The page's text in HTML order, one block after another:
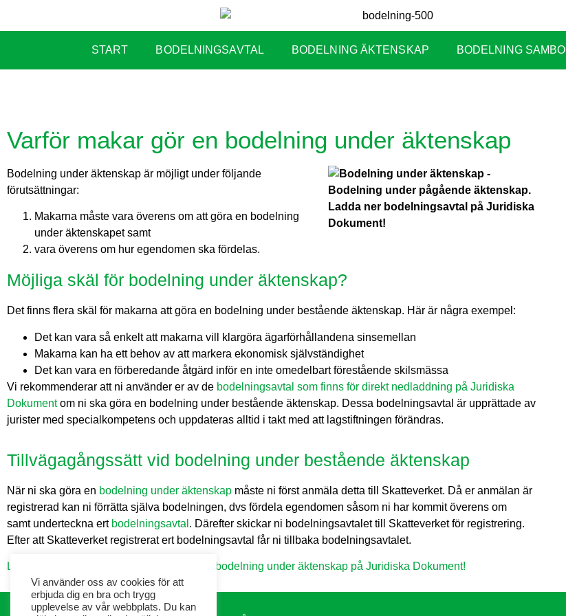
START BODELNINGSAVTAL BODELNING ÄKTENSKAP BODELNING SAMBO
Varför makar gör en bodelning under äktenskap
Bodelning under äktenskap är möjligt under följande
förutsättningar:
Makarna måste vara överens om att göra en bodelning
under äktenskapet samt
vara överens om hur egendomen ska fördelas.
Möjliga skäl för bodelning under äktenskap?
Det finns flera skäl för makarna att göra en bodelning under bestående äktenskap. Här är några exempel:
Det kan vara så enkelt att makarna vill klargöra ägarförhållandena sinsemellan
Makarna kan ha ett behov av att markera ekonomisk självständighet
Det kan vara en förberedande åtgärd inför en inte omedelbart förestående skilsmässa
Vi rekommenderar att ni använder er av de bodelningsavtal som finns för direkt nedladdning på Juridiska
Dokumentom ni ska göra en bodelning under bestående äktenskap. Dessa bodelningsavtal är upprättade av
jurister med specialkompetens och uppdateras alltid i takt med att lagstiftningen förändras.
Tillvägagångssätt vid bodelning under bestående äktenskap
När ni ska göra en bodelning under äktenskap måste ni först anmäla detta till Skatteverket. Då er anmälan är
registrerad kan ni förrätta själva bodelningen, dvs fördela egendomen såsom ni har kommit överens om
samt underteckna ert bodelningsavtal . Därefter skickar ni bodelningsavtalet till Skatteverket för registrering.
Efter att Skatteverket registrerat ert bodelningsavtal får ni tillbaka bodelningsavtalet.
Ladda ner alla dokument ni behöver för en bodelning under äktenskap på Juridiska Dokument!
Vi använder oss av cookies för att
erbjuda dig en bra och trygg
upplevelse av vår webbplats. Du kan